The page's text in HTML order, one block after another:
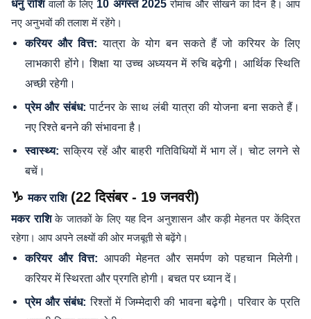
धनु राशिवालों के लिए 10 अगस्त 2025 रोमांच और सीखने का दिन है। आप
नए अनुभवों की तलाश में रहेंगे।
करियर और वित्त: यात्रा के योग बन सकते हैं जो करियर के लिए
लाभकारी होंगे। शिक्षा या उच्च अध्ययन में रुचि बढ़ेगी। आर्थिक स्थिति
अच्छी रहेगी।
प्रेम और संबंध: पार्टनर के साथ लंबी यात्रा की योजना बना सकते हैं।
नए रिश्ते बनने की संभावना है।
स्वास्थ्य: सक्रिय रहें और बाहरी गतिविधियों में भाग लें। चोट लगने से
बचें।
♑मकर राशि(22 दिसंबर - 19 जनवरी)
मकर राशिके जातकों के लिए यह दिन अनुशासन और कड़ी मेहनत पर केंद्रित
रहेगा। आप अपने लक्ष्यों की ओर मजबूती से बढ़ेंगे।
करियर और वित्त: आपकी मेहनत और समर्पण को पहचान मिलेगी।
करियर में स्थिरता और प्रगति होगी। बचत पर ध्यान दें।
प्रेम और संबंध: रिश्तों में जिम्मेदारी की भावना बढ़ेगी। परिवार के प्रति